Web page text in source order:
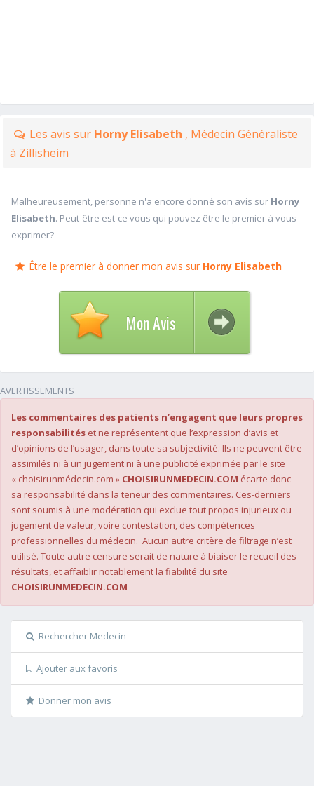
Les avis sur Horny Elisabeth , Médecin Généraliste
à Zillisheim
Malheureusement, personne n'a encore donné son avis sur Horny
Elisabeth. Peut-être est-ce vous qui pouvez être le premier à vous
exprimer?
Être le premier à donner mon avis sur Horny Elisabeth
Mon Avis
AVERTISSEMENTS
Les commentaires des patients n’engagent que leurs propres
responsabilités et ne représentent que l’expression d’avis et
d’opinions de l’usager, dans toute sa subjectivité. Ils ne peuvent être
assimilés ni à un jugement ni à une publicité exprimée par le site
« choisirunmédecin.com » CHOISIRUNMEDECIN.COM écarte donc
sa responsabilité dans la teneur des commentaires. Ces-derniers
sont soumis à une modération qui exclue tout propos injurieux ou
jugement de valeur, voire contestation, des compétences
professionnelles du médecin. Aucun autre critère de filtrage n’est
utilisé. Toute autre censure serait de nature à biaiser le recueil des
résultats, et affaiblir notablement la fiabilité du site
CHOISIRUNMEDECIN.COM
Rechercher Medecin
Ajouter aux favoris
Donner mon avis